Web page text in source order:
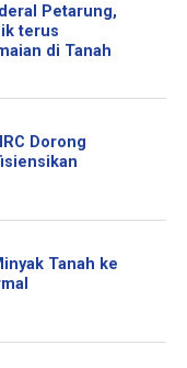
Petarung,
terus
di Tanah
Dorong
Tanah ke